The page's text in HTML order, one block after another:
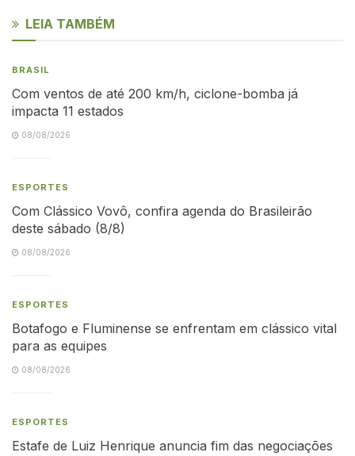
LEIA TAMBÉM
BRASIL
Com ventos de até 200 km/h, ciclone-bomba já
impacta 11 estados
08/08/2026
ESPORTES
Com Clássico Vovô, confira agenda do Brasileirão
deste sábado (8/8)
08/08/2026
ESPORTES
Botafogo e Fluminense se enfrentam em clássico vital
para as equipes
08/08/2026
ESPORTES
Estafe de Luiz Henrique anuncia fim das negociações